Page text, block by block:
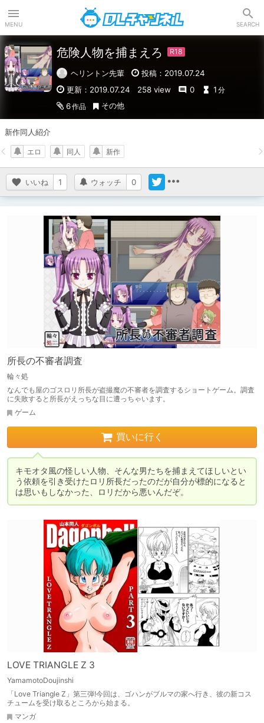
MENU SEARCH
危険人物を捕まえろ
ヘリントン先輩
投稿：2019.07.24
更新：2019.07.24
258 view 0 1 分
6作品 その他
新作同人紹介
いいね 1 ウォッチ 0
エロ 同人 新作
所長の不審者調査
輪々処
なんでも屋のゴスロリ所長が盗撮魔の不審者を調査するショートゲーム。調査
に失敗すると所長がえっちな目に遭っちゃいます。
ゲーム
買いに行く
キモオタ風の怪しい人物、そんな男たちを捕まえてほしいとい
う依頼を引き受けたロリ所長だったのだが自分が標的になると
は思いもしなかった、ロリだから悪いんだぞ。
LOVE TRIANGLE Z 3
YamamotoDoujinshi
「Love Triangle Z」第三弾!今回は、ゴハンがブルマの家へ行き、彼の新コス
チュームを受け取るところから始まる。
マンガ